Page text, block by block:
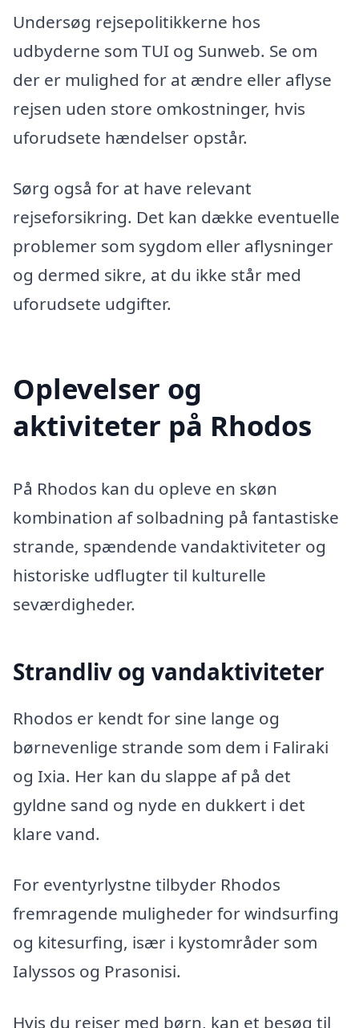
Undersøg rejsepolitikkerne hos
udbyderne som TUI og Sunweb. Se om
der er mulighed for at ændre eller aflyse
rejsen uden store omkostninger, hvis
uforudsete hændelser opstår.
Sørg også for at have relevant
rejseforsikring. Det kan dække eventuelle
problemer som sygdom eller aflysninger
og dermed sikre, at du ikke står med
uforudsete udgifter.
Oplevelser og
aktiviteter på Rhodos
På Rhodos kan du opleve en skøn
kombination af solbadning på fantastiske
strande, spændende vandaktiviteter og
historiske udflugter til kulturelle
seværdigheder.
Strandliv og vandaktiviteter
Rhodos er kendt for sine lange og
børnevenlige strande som dem i Faliraki
og Ixia. Her kan du slappe af på det
gyldne sand og nyde en dukkert i det
klare vand.
For eventyrlystne tilbyder Rhodos
fremragende muligheder for windsurfing
og kitesurfing, især i kystområder som
Ialyssos og Prasonisi.
Hvis du rejser med børn, kan et besøg til